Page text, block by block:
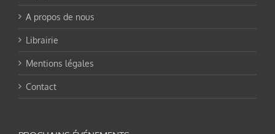
A propos de nous
Librairie
Mentions légales
Contact